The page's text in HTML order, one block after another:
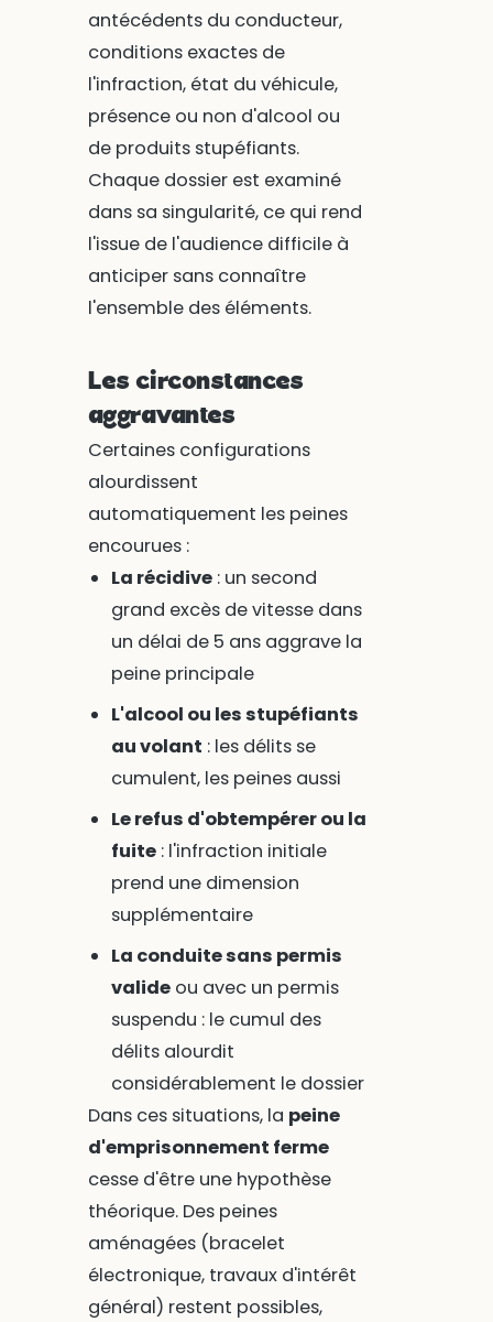
antécédents du conducteur,
conditions exactes de
l'infraction, état du véhicule,
présence ou non d'alcool ou
de produits stupéfiants.
Chaque dossier est examiné
dans sa singularité, ce qui rend
l'issue de l'audience difficile à
anticiper sans connaître
l'ensemble des éléments.
Les circonstances
aggravantes
Certaines configurations
alourdissent
automatiquement les peines
encourues :
La récidive: un second
grand excès de vitesse dans
un délai de 5 ans aggrave la
peine principale
L'alcool ou les stupéfiants
au volant : les délits se
cumulent, les peines aussi
Le refus d'obtempérer ou la
fuite: l'infraction initiale
prend une dimension
supplémentaire
La conduite sans permis
valideou avec un permis
suspendu : le cumul des
délits alourdit
considérablement le dossier
Dans ces situations, la peine
d'emprisonnement ferme
cesse d'être une hypothèse
théorique. Des peines
aménagées (bracelet
électronique, travaux d'intérêt
général) restent possibles,